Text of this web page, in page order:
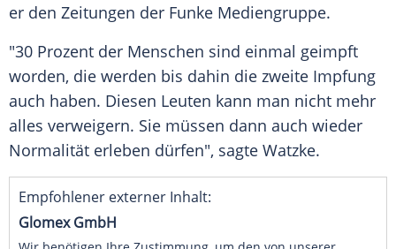
er den Zeitungen der Funke Mediengruppe.
"30 Prozent der Menschen sind einmal geimpft
worden, die werden bis dahin die zweite Impfung
auch haben. Diesen Leuten kann man nicht mehr
alles verweigern. Sie müssen dann auch wieder
Normalität erleben dürfen", sagte Watzke.
Empfohlener externer Inhalt:
Glomex GmbH